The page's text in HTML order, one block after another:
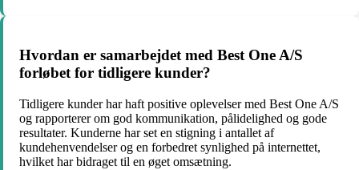
Hvordan er samarbejdet med Best One A/S
forløbet for tidligere kunder?
Tidligere kunder har haft positive oplevelser med Best One A/S
og rapporterer om god kommunikation, pålidelighed og gode
resultater. Kunderne har set en stigning i antallet af
kundehenvendelser og en forbedret synlighed på internettet,
hvilket har bidraget til en øget omsætning.